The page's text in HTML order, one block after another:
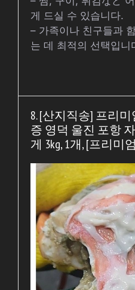
게 드실 수 있습니다.
– 가족이나 친구들과
는 데 최적의 선택입니
8. [산지직송] 프리
증 영덕 울진 포항
게 3kg, 1개, [프리미